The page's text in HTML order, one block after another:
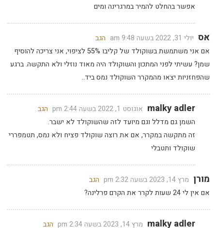
אפשר בהחלט להמיר במרגרינה ומים
אס יולי 31, 2022 בשעה 9:48 am
הגב
אם אני משתמשת בשוקולד של קליבו 55% לציפוי, אני צריכה להוסיף
שמן? עשיתי לפני המתכון והשוקולד היה מאוד נוזלי ולא התקשה. ברגע
שהפחזניות יצאו מהמקרר השוקולד נמס ביד..
malky adler אוגוסט 1, 2022 בשעה 2:44 pm
הגב
השמן גם מדלל וגם מיועד לזה שהשוקולד לא ישבר.
זה מתקשה במקרר, אם את רוצה שוקולד פציח ולא נמס, תטמפררי
שוקולד ותטבלי
מורן מרץ 14, 2023 בשעה 2:32 pm
הגב
אם אין לי 24 שעות לקרר את הקרם פרלינה?
malky adler מרץ 14, 2023 בשעה 2:34 pm
הגב